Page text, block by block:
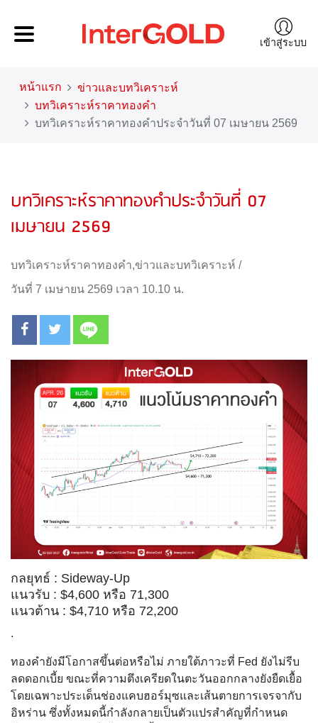
เข้าสู่ระบบ
หน้าแรก
ข่าวและบทวิเคราะห์
บทวิเคราะห์ราคาทองคำ
บทวิเคราะห์ราคาทองคำประจำวันที่ 07 เมษายน 2569
บทวิเคราะห์ราคาทองคำประจำวันที่ 07
เมษายน 2569
บทวิเคราะห์ราคาทองคำ,ข่าวและบทวิเคราะห์ /
วันที่ 7 เมษายน 2569 เวลา 10.10 น.
กลยุทธ์ : Sideway-Up
แนวรับ : $4,600 หรือ 71,300
แนวต้าน : $4,710 หรือ 72,200
.
ทองคำยังมีโอกาสขึ้นต่อหรือไม่ ภายใต้ภาวะที่ Fed ยังไม่รีบ
ลดดอกเบี้ย ขณะที่ความตึงเครียดในตะวันออกกลางยังยืดเยื้อ
โดยเฉพาะประเด็นช่องแคบฮอร์มุซและเส้นตายการเจรจากับ
อิหร่าน ซึ่งทั้งหมดนี้กำลังกลายเป็นตัวแปรสำคัญที่กำหนด